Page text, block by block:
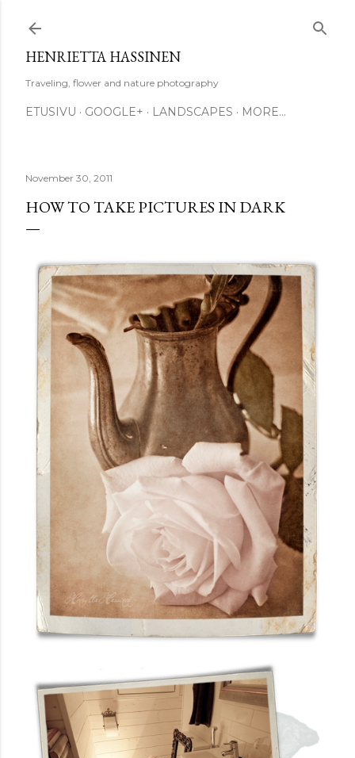
HENRIETTA HASSINEN
Traveling, flower and nature photography
ETUSIVU GOOGLE+ LANDSCAPES MORE…
November 30, 2011
HOW TO TAKE PICTURES IN DARK